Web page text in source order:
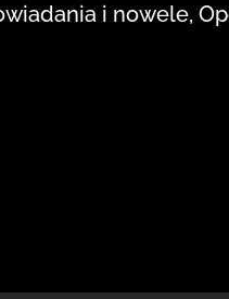
i nowele,